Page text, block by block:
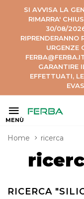
SI AVVISA LA
RIMARRA'
30/08/2026
RIPRENDERANNO
URGENZE
GARANTIRE
EFFETTUATI,
MENÙ
Home ricerca
RICERCA